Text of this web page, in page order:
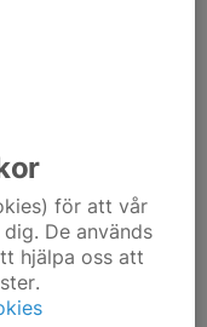
för att vår
De används
hjälpa oss att